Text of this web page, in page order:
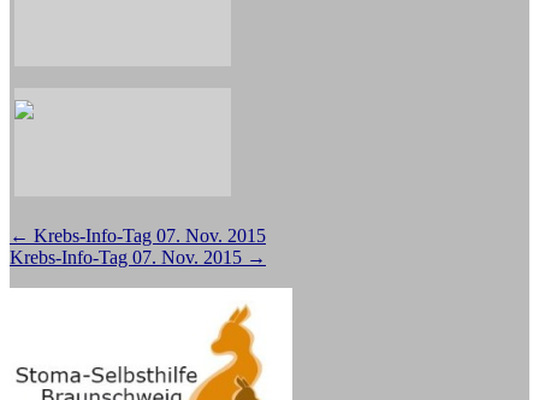
Beitragsnavigation
← Krebs-Info-Tag 07. Nov. 2015
Krebs-Info-Tag 07. Nov. 2015 →